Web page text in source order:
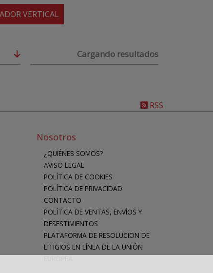
VERTICAL
Cargando resultados
RSS
Nosotros
¿QUIÉNES SOMOS?
AVISO LEGAL
POLÍTICA DE COOKIES
POLÍTICA DE PRIVACIDAD
CONTACTO
POLÍTICA DE VENTAS, ENVÍOS Y
DESESTIMIENTOS
PLATAFORMA DE RESOLUCION DE
LITIGIOS EN LÍNEA DE LA UNIÓN